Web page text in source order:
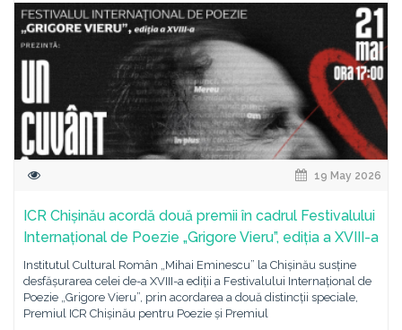
19 May 2026
ICR Chișinău acordă două premii în cadrul Festivalului
Internațional de Poezie „Grigore Vieru”, ediția a XVIII-a
Institutul Cultural Român „Mihai Eminescu” la Chișinău susține
desfășurarea celei de-a XVIII-a ediții a Festivalului Internațional de
Poezie „Grigore Vieru”, prin acordarea a două distincții speciale,
Premiul ICR Chișinău pentru Poezie și Premiul